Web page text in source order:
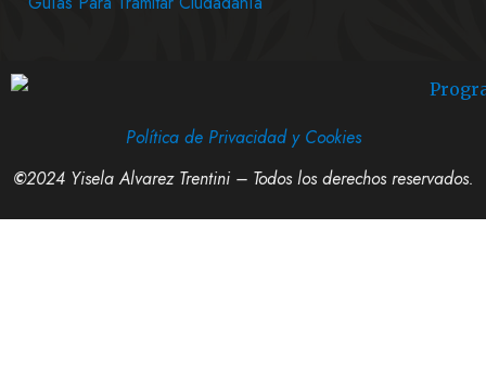
Política de Privacidad y Cookies
©2024 Yisela Alvarez Trentini – Todos los derechos reservados.